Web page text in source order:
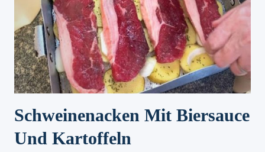
Schweinenacken Mit Biersauce
Und Kartoffeln